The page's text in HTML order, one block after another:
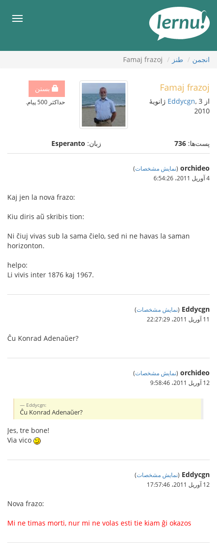
محتوا
انجمن طنز Famaj frazoj
بستن
حداکثر 500 پیام.
Famaj frazoj
از Eddycgn , 3 ژانویهٔ
2010
پست‌ها: 736 زبان: Esperanto
orchideo
(نمایش مشخصات)
4 آوریل 2011،‏ 6:54:26
Kaj jen la nova frazo:
Kiu diris aũ skribis tion:
Ni ĉiuj vivas sub la sama ĉielo, sed ni ne havas la saman
horizonton.
helpo:
Li vivis inter 1876 kaj 1967.
Eddycgn
(نمایش مشخصات)
11 آوریل 2011،‏ 22:27:29
Ĉu Konrad Adenaŭer?
orchideo
(نمایش مشخصات)
12 آوریل 2011،‏ 9:58:46
Eddycgn:
Ĉu Konrad Adenaŭer?
Jes, tre bone!
Via vico
Eddycgn
(نمایش مشخصات)
12 آوریل 2011،‏ 17:57:46
Nova frazo:
Mi ne timas morti, nur mi ne volas esti tie kiam ĝi okazos